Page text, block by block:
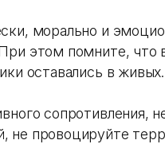
морально и
этом помните, что
оставались в живых.
сопротивления,
провоцируйте